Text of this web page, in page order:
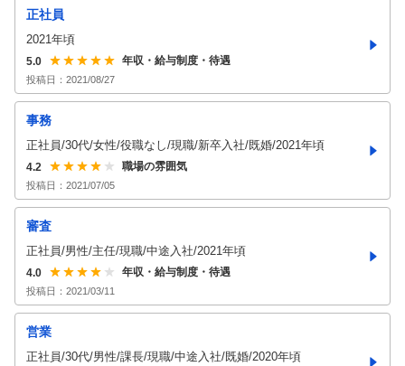
正社員
2021年頃
5.0 年収・給与制度・待遇
投稿日： 2021/08/27
事務
正社員/30代/女性/役職なし/現職/新卒入社/既婚/2021年頃
4.2 職場の雰囲気
投稿日： 2021/07/05
審査
正社員/男性/主任/現職/中途入社/2021年頃
4.0 年収・給与制度・待遇
投稿日： 2021/03/11
営業
正社員/30代/男性/課長/現職/中途入社/既婚/2020年頃